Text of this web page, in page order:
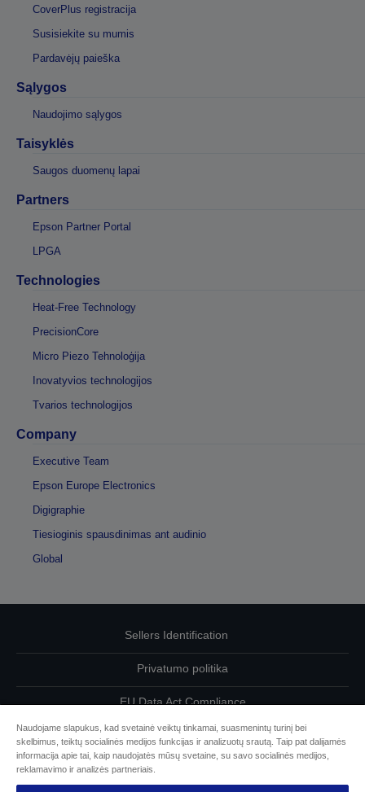
CoverPlus registracija
Susisiekite su mumis
Pardavėjų paieška
Sąlygos
Naudojimo sąlygos
Taisyklės
Saugos duomenų lapai
Partners
Epson Partner Portal
LPGA
Technologies
Heat-Free Technology
PrecisionCore
Micro Piezo Tehnoloģija
Inovatyvios technologijos
Tvarios technologijos
Company
Executive Team
Epson Europe Electronics
Digigraphie
Tiesioginis spausdinimas ant audinio
Global
Sellers Identification
Privatumo politika
EU Data Act Compliance
Susisiekite su mumis dėl savo duomenų
Cookie Information
Naudojame slapukus, kad svetainė veiktų tinkamai, suasmenintų turinį bei
skelbimus, teiktų socialinės medijos funkcijas ir analizuotų srautą. Taip pat dalijamės
informacija apie tai, kaip naudojatės mūsų svetaine, su savo socialinės medijos,
reklamavimo ir analizės partneriais.